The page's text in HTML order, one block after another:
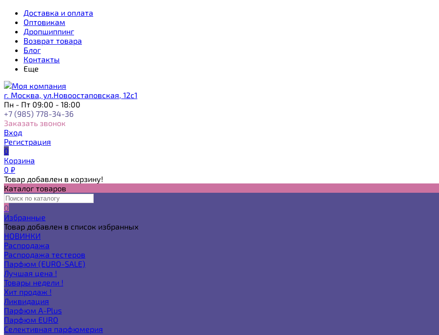
Доставка и оплата
Оптовикам
Дропшиппинг
Возврат товара
Блог
Контакты
Еще
г. Москва, ул.Новоостаповская, 12с1
Пн - Пт 09:00 - 18:00
+7 (985) 778-34-36
Заказать звонок
Вход
Регистрация
0
Корзина
0 ₽
Товар добавлен в корзину!
Каталог товаров
0
Избранные
Товар добавлен в список избранных
НОВИНКИ
Распродажа
Распродажа тестеров
Парфюм (EURO-SALE)
Лучшая цена !
Товары недели !
Хит продаж !
Ликвидация
Парфюм A-Plus
Парфюм EURO
Селективная парфюмерия